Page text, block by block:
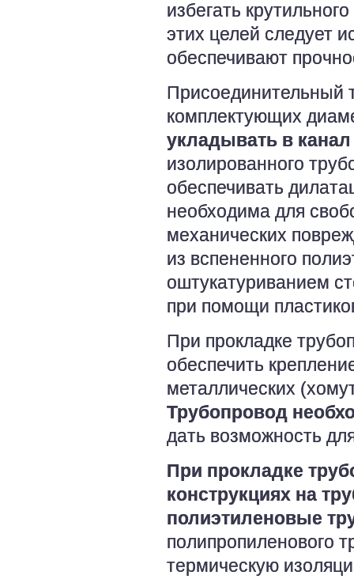
избегать
этих целей следует
обеспечивают
Присоединительный
комплектующих
укладывать в
изолированного
обеспечивать
необходима для
механических
из вспененного
оштукатуриванием
при помощи
При прокладке
обеспечить
металлических
Трубопровод
дать возможность
При прокладке
конструкциях на
полиэтиленовые
полипропиленового
термическую